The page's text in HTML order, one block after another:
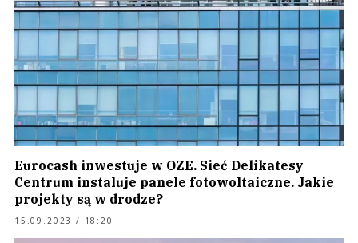
Eurocash inwestuje w OZE. Sieć Delikatesy
Centrum instaluje panele fotowoltaiczne. Jakie
projekty są w drodze?
15.09.2023 / 18:20